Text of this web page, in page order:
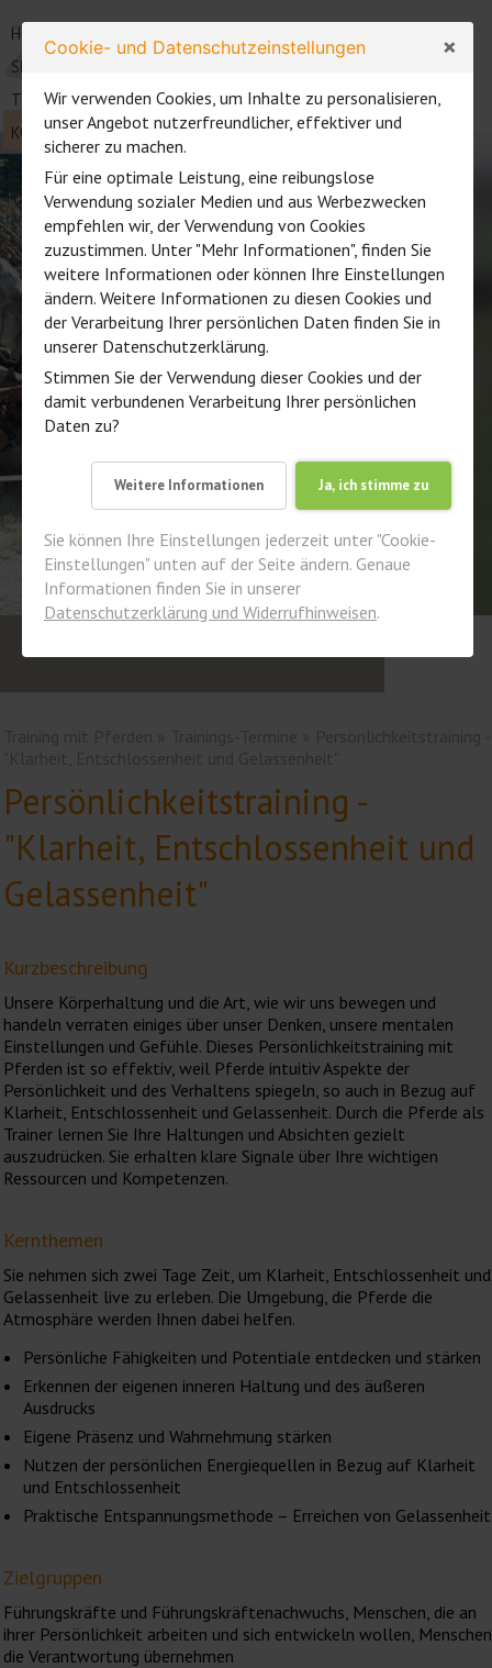
TRAINING UND COACHING| Erleben - Verstehen - Verändern
HOME
SEMINARE UND WORKSHOPS
TRAINING MIT PFERDEN
ZENTAURUS
KONTAKT
Persönlichkeitstraining -
"Klarheit, Entschlossenheit und
Gelassenheit"
Kurzbeschreibung
Unsere Körperhaltung und die Art, wie wir uns bewegen und
handeln verraten einiges über unser Denken, unsere mentalen
Einstellungen und Gefühle. Dieses Persönlichkeitstraining mit
Pferden ist so effektiv, weil Pferde intuitiv Aspekte der
Persönlichkeit und des Verhaltens spiegeln, so auch in Bezug auf
Klarheit, Entschlossenheit und Gelassenheit. Durch die Pferde als
Trainer lernen Sie Ihre Haltungen und Absichten gezielt
auszudrücken. Sie erhalten klare Signale über Ihre wichtigen
Ressourcen und Kompetenzen.
Kernthemen
Sie nehmen sich zwei Tage Zeit, um Klarheit, Entschlossenheit und
Gelassenheit live zu erleben. Die Umgebung, die Pferde die
Atmosphäre werden Ihnen dabei helfen.
Persönliche Fähigkeiten und Potentiale entdecken und stärken
Erkennen der eigenen inneren Haltung und des äußeren
Ausdrucks
Eigene Präsenz und Wahrnehmung stärken
Nutzen der persönlichen Energiequellen in Bezug auf Klarheit
und Entschlossenheit
Praktische Entspannungsmethode – Erreichen von Gelassenheit
Zielgruppen
Führungskräfte und Führungskräftenachwuchs, Menschen, die an
ihrer Persönlichkeit arbeiten und sich entwickeln wollen, Menschen
die Verantwortung übernehmen
×
Cookie- und Datenschutzeinstellungen
Wir verwenden Cookies, um Inhalte zu personalisieren,
unser Angebot nutzerfreundlicher, effektiver und
sicherer zu machen.
Für eine optimale Leistung, eine reibungslose
Verwendung sozialer Medien und aus Werbezwecken
empfehlen wir, der Verwendung von Cookies
zuzustimmen. Unter "Mehr Informationen", finden Sie
weitere Informationen oder können Ihre Einstellungen
ändern. Weitere Informationen zu diesen Cookies und
der Verarbeitung Ihrer persönlichen Daten finden Sie in
unserer Datenschutzerklärung.
Stimmen Sie der Verwendung dieser Cookies und der
damit verbundenen Verarbeitung Ihrer persönlichen
Daten zu?
Weitere Informationen Ja, ich stimme zu
Sie können Ihre Einstellungen jederzeit unter "Cookie-
Einstellungen" unten auf der Seite ändern. Genaue
Informationen finden Sie in unserer
Datenschutzerklärung und Widerrufhinweisen.